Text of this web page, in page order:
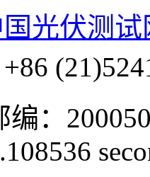
国光伏测试
：